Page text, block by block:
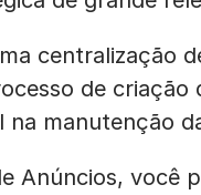
centralização
de
manutenção
Anúncios, você